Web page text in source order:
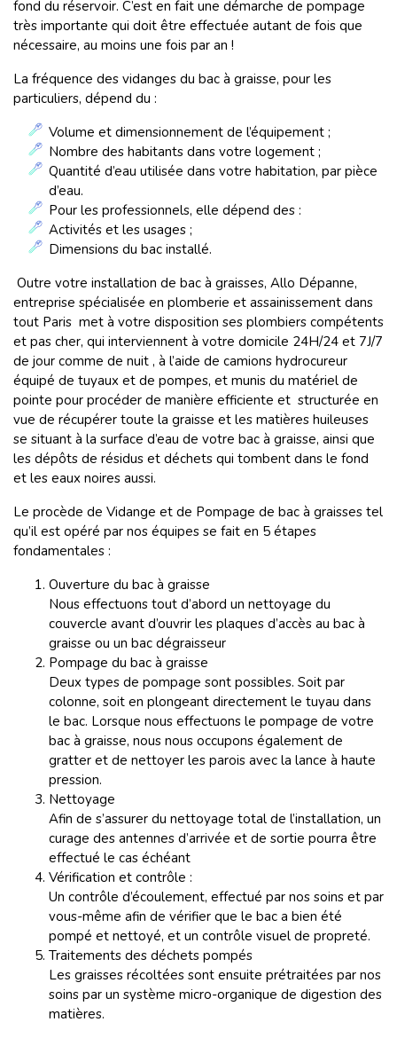
fond du réservoir. C’est en fait une démarche de pompage
très importante qui doit être effectuée autant de fois que
nécessaire, au moins une fois par an !
La fréquence des vidanges du bac à graisse, pour les
particuliers, dépend du :
Volume et dimensionnement de l’équipement ;
Nombre des habitants dans votre logement ;
Quantité d’eau utilisée dans votre habitation, par pièce
d’eau.
Pour les professionnels, elle dépend des :
Activités et les usages ;
Dimensions du bac installé.
Outre votre installation de bac à graisses, Allo Dépanne,
entreprise spécialisée en plomberie et assainissement dans
tout Paris met à votre disposition ses plombiers compétents
et pas cher, qui interviennent à votre domicile 24H/24 et 7J/7
de jour comme de nuit , à l’aide de camions hydrocureur
équipé de tuyaux et de pompes, et munis du matériel de
pointe pour procéder de manière efficiente et structurée en
vue de récupérer toute la graisse et les matières huileuses
se situant à la surface d’eau de votre bac à graisse, ainsi que
les dépôts de résidus et déchets qui tombent dans le fond
et les eaux noires aussi.
Le procède de Vidange et de Pompage de bac à graisses tel
qu’il est opéré par nos équipes se fait en 5 étapes
fondamentales :
Ouverture du bac à graisse
Nous effectuons tout d’abord un nettoyage du
couvercle avant d’ouvrir les plaques d’accès au bac à
graisse ou un bac dégraisseur
Pompage du bac à graisse
Deux types de pompage sont possibles. Soit par
colonne, soit en plongeant directement le tuyau dans
le bac. Lorsque nous effectuons le pompage de votre
bac à graisse, nous nous occupons également de
gratter et de nettoyer les parois avec la lance à haute
pression.
Nettoyage
Afin de s’assurer du nettoyage total de l’installation, un
curage des antennes d’arrivée et de sortie pourra être
effectué le cas échéant
Vérification et contrôle :
Un contrôle d’écoulement, effectué par nos soins et par
vous-même afin de vérifier que le bac a bien été
pompé et nettoyé, et un contrôle visuel de propreté.
Traitements des déchets pompés
Les graisses récoltées sont ensuite prétraitées par nos
soins par un système micro-organique de digestion des
matières.